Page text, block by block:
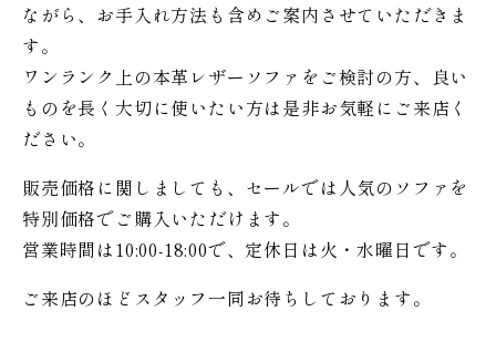
ながら、お手入れ方法も含めご案内させていただきま
す。
ワンランク上の本革レザーソファをご検討の方、良い
ものを長く大切に使いたい方は是非お気軽にご来店く
ださい。
販売価格に関しましても、セールでは人気のソファを
特別価格でご購入いただけます。
営業時間は10:00-18:00で、定休日は火・水曜日です。
ご来店のほどスタッフ一同お待ちしております。